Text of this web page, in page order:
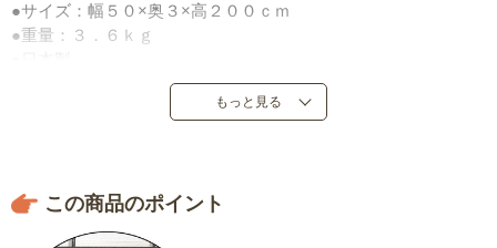
●サイズ：幅５０×奥３×高２００ｃｍ
●重量：３．６ｋｇ
※脚部先端を２０ｃｍ地面に埋め込んでご使用ください。
もっと見る
この商品のポイント